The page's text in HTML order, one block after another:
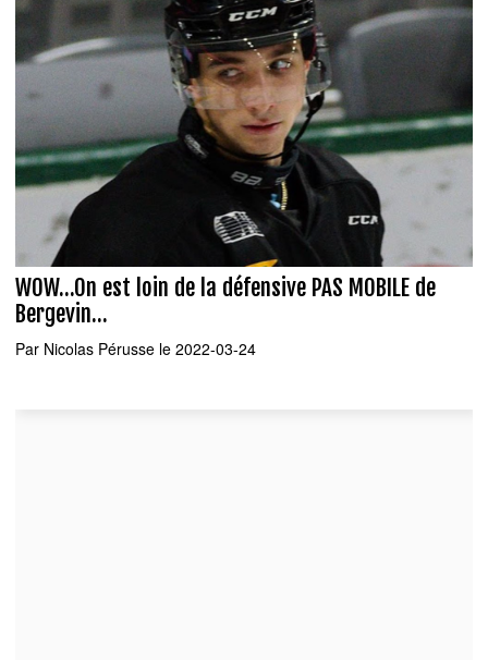
WOW...On est loin de la défensive PAS MOBILE de
Bergevin...
Par Nicolas Pérusse le 2022-03-24